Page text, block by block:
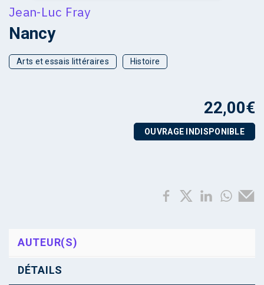
Jean-Luc Fray
Nancy
Arts et essais littéraires Histoire
22,00€
OUVRAGE INDISPONIBLE
AUTEUR(S)
DÉTAILS